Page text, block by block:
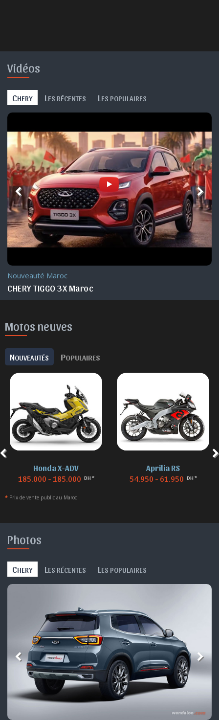
Vidéos
CHERY L ES RÉCENTES L ES POPULAIRES
Nouveauté Maroc
CHERY TIGGO 3X Maroc
Motos neuves
NOUVEAUTÉS POPULAIRES
Honda X-ADV
185.000 - 185.000 DH *
Aprilia RS
54.950 - 61.950 DH *
* Prix de vente public au Maroc
Photos
CHERY L ES RÉCENTES L ES POPULAIRES